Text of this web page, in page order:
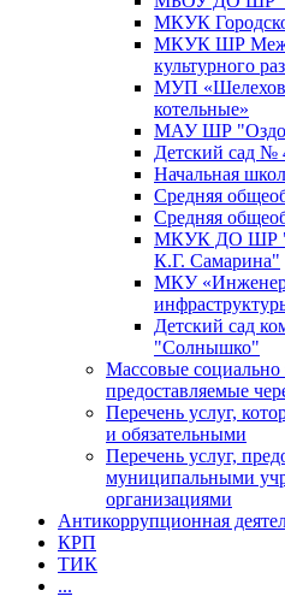
МКУК
МКУК ШР
культурного
МУП
котельные»
МАУ ШР
Детский сад №
Начальная
Средняя
Средняя
МКУК ДО ШР
К.Г. Самарина"
МКУ
Детский сад
"Солнышко"
Массовые социально
предоставляемые
Перечень услуг,
и обязательными
Перечень услуг,
муниципальными
организациями
Антикоррупционная
КРП
ТИК
...